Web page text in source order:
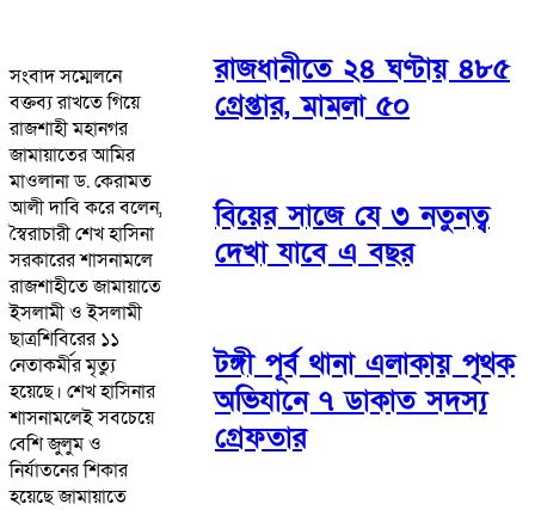
সংবাদ সম্মেলনে
বক্তব্য রাখতে গিয়ে
রাজশাহী মহানগর
জামায়াতের আমির
মাওলানা ড. কেরামত
আলী দাবি করে বলেন,
স্বৈরাচারী শেখ হাসিনা
সরকারের শাসনামলে
রাজশাহীতে জামায়াতে
ইসলামী ও ইসলামী
ছাত্রশিবিরের ১১
নেতাকর্মীর মৃত্যু
হয়েছে। শেখ হাসিনার
শাসনামলেই সবচেয়ে
বেশি জুলুম ও
নির্যাতনের শিকার
হয়েছে জামায়াতে
রাজধানীতে ২৪ ঘণ্টায় ৪৮৫
গ্রেপ্তার, মামলা ৫০
বিয়ের সাজে যে ৩ নতুনত্ব
দেখা যাবে এ বছর
টঙ্গী পূর্ব থানা এলাকায় পৃথক
অভিযানে ৭ ডাকাত সদস্য
গ্রেফতার